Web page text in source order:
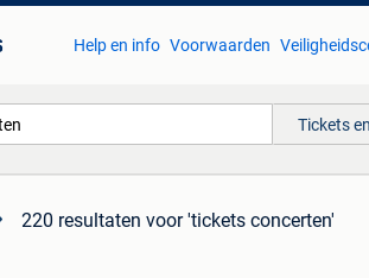
Help en info Voorwaarden
Tickets
220 resultaten voor 'tickets concerten'